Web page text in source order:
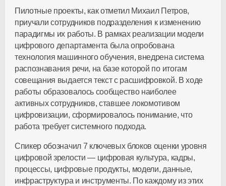
Пилотные проекты, как отметил Михаил Петров,
приучали сотрудников подразделения к изменению
парадигмы их работы. В рамках реализации модели
цифрового департамента была опробована
технология машинного обучения, внедрена система
распознавания речи, на базе которой по итогам
совещания выдается текст с расшифровкой. В ходе
работы образовалось сообщество наиболее
активных сотрудников, ставшее локомотивом
цифровизации, сформировалось понимание, что
работа требует системного подхода.
Спикер обозначил 7 ключевых блоков оценки уровня
цифровой зрелости — цифровая культура, кадры,
процессы, цифровые продукты, модели, данные,
инфраструктура и инструменты. По каждому из этих